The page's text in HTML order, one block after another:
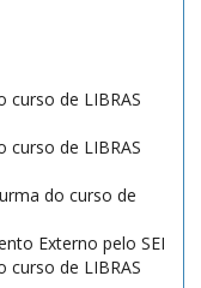
curso de LIBRAS
curso de LIBRAS
do curso de
Externo pelo SEI
curso de LIBRAS